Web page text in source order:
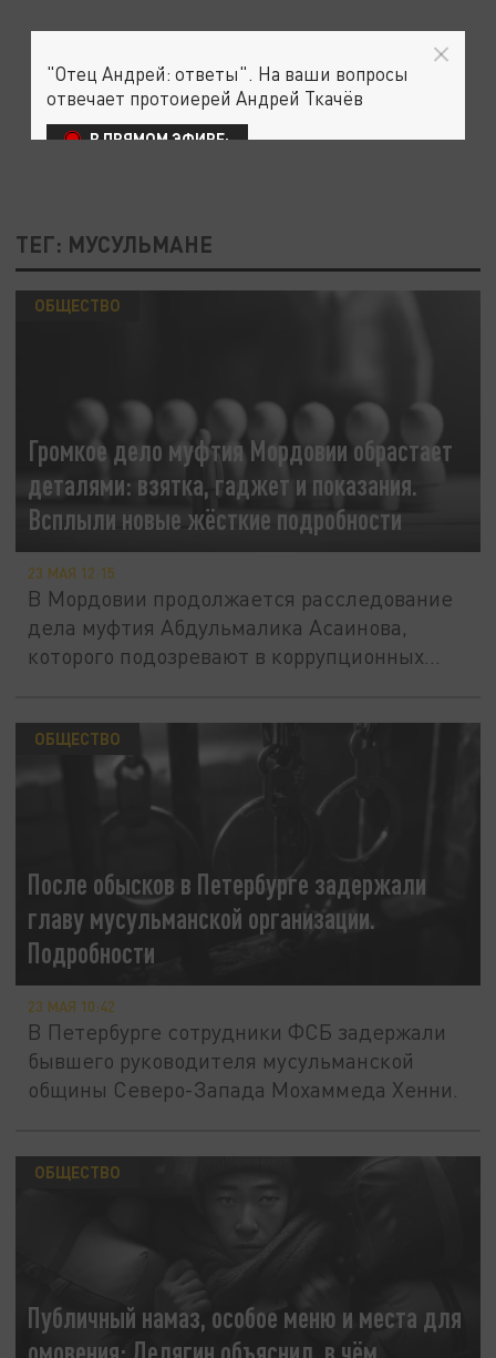
ТЕГ: МУСУЛЬМАНЕ
Громкое дело муфтия Мордовии обрастает
деталями: взятка, гаджет и показания.
Всплыли новые жёсткие подробности
ОБЩЕСТВО
23 МАЯ 12:15
В Мордовии продолжается расследование
дела муфтия Абдульмалика Асаинова,
которого подозревают в коррупционных...
После обысков в Петербурге задержали
главу мусульманской организации.
Подробности
ОБЩЕСТВО
23 МАЯ 10:42
В Петербурге сотрудники ФСБ задержали
бывшего руководителя мусульманской
общины Северо-Запада Мохаммеда Хенни.
Публичный намаз, особое меню и места для
ОБЩЕСТВО
"Отец Андрей: ответы". На ваши вопросы
отвечает протоиерей Андрей Ткачёв
В ПРЯМОМ ЭФИРЕ: